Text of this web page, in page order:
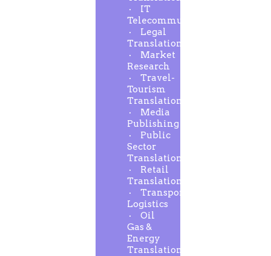
IT
Telecommunication
Legal
Translation
Market
Research
Travel-
Tourism
Translation
Media
Publishing
Public
Sector
Translation
Retail
Translation
Transport-
Logistics
Oil
Gas &
Energy
Translation